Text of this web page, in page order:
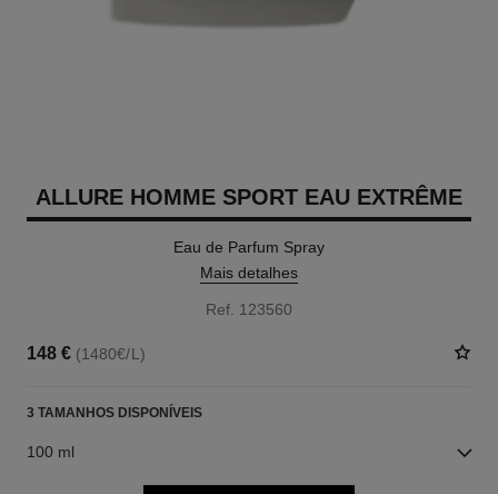
ALLURE HOMME SPORT EAU EXTRÊME
Eau de Parfum Spray
Mais detalhes
Ref. 123560
148 € (1480€/L)
3 TAMANHOS DISPONÍVEIS
100 ml